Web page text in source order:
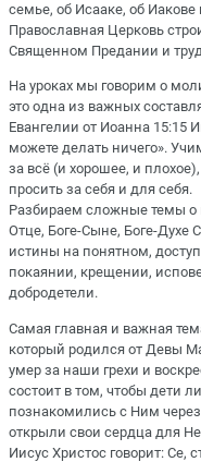
семье, об Исааке, об
Православная Церковь
Священном Предании и
На уроках мы говорим о
это одна из важных
Евангелии от Иоанна 15:15
можете делать ничего».
за всё (и хорошее, и
просить за себя и для себя.
Разбираем сложные темы о
Отце, Боге-Сыне, Боге-Духе
истины на понятном,
покаянии, крещении,
добродетели.
Самая главная и важная
который родился от Девы
умер за наши грехи и
состоит в том, чтобы дети
познакомились с Ним
открыли свои сердца для
Иисус Христос говорит: Се,